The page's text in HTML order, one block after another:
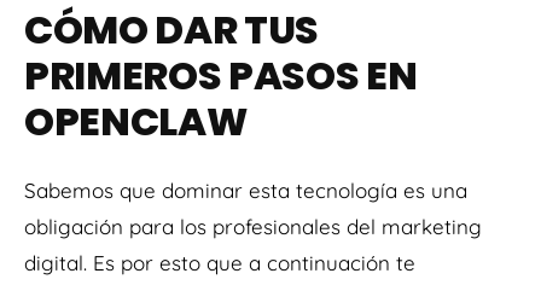
CÓMO DAR TUS
PRIMEROS PASOS EN
OPENCLAW
Sabemos que dominar esta tecnología es una
obligación para los profesionales del marketing
digital. Es por esto que a continuación te